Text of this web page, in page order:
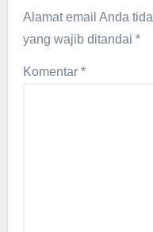
Alamat email Anda
yang wajib ditandai*
Komentar*